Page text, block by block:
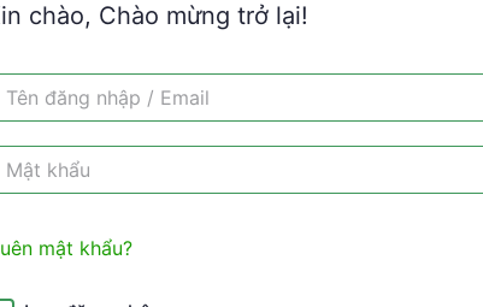
chào, Chào mừng trở lại!
mật khẩu?